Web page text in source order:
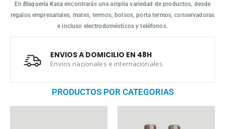
EnBlaqueria Kasa encontrarás una amplia variedad de productos, desde
regalos empresariales, mates, termos, bolsos, porta termos, conservadoras
e incluso electrodomésticos y teléfonos.
ENVIOS A DOMICILIO EN 48H
Envios nacionales e internacionales
PRODUCTOS POR CATEGORIAS